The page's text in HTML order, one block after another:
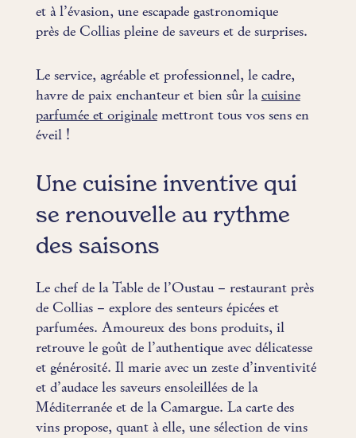
et à l’évasion, une escapade gastronomique
près de Collias pleine de saveurs et de surprises.
Le service, agréable et professionnel, le cadre,
havre de paix enchanteur et bien sûr lacuisine
parfumée et originalemettront tous vos sens en
éveil !
Une cuisine inventive qui
se renouvelle au rythme
des saisons
Le chef de la Table de l’Oustau – restaurant près
de Collias – explore des senteurs épicées et
parfumées. Amoureux des bons produits, il
retrouve le goût de l’authentique avec délicatesse
et générosité. Il marie avec un zeste d’inventivité
et d’audace les saveurs ensoleillées de la
Méditerranée et de la Camargue. La carte des
vins propose, quant à elle, une sélection de vins